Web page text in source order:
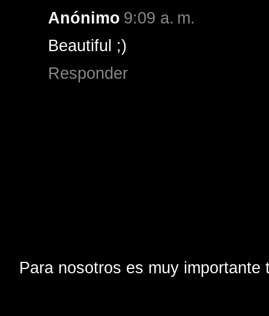
Anónimo 9:09 a. m.
Beautiful ;)
Responder
Para nosotros es muy